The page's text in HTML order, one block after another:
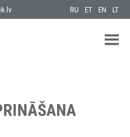
RU ET EN LT